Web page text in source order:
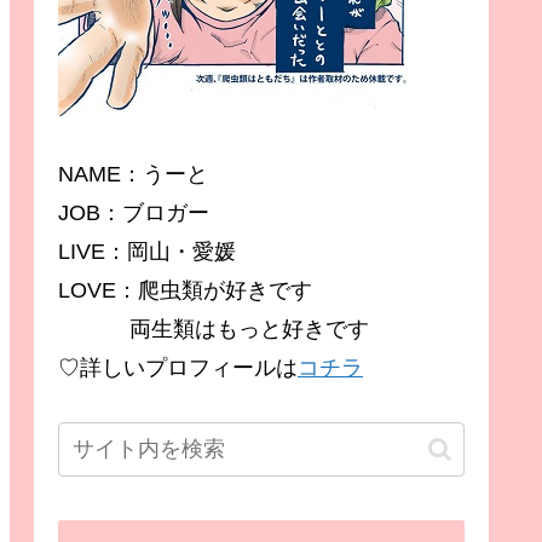
NAME：うーと
JOB：ブロガー
LIVE：岡山・愛媛
LOVE：爬虫類が好きです
両生類はもっと好きです
♡詳しいプロフィールはコチラ